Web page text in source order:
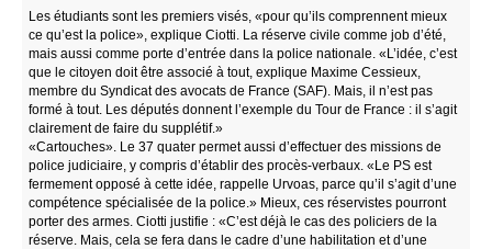
Les étudiants sont les premiers visés, «pour qu’ils comprennent mieux
ce qu’est la police», explique Ciotti. La réserve civile comme job d’été,
mais aussi comme porte d’entrée dans la police nationale. «L’idée, c’est
que le citoyen doit être associé à tout, explique Maxime Cessieux,
membre du Syndicat des avocats de France (SAF). Mais, il n’est pas
formé à tout. Les députés donnent l’exemple du Tour de France : il s’agit
clairement de faire du supplétif.»
«Cartouches». Le 37 quater permet aussi d’effectuer des missions de
police judiciaire, y compris d’établir des procès-verbaux. «Le PS est
fermement opposé à cette idée, rappelle Urvoas, parce qu’il s’agit d’une
compétence spécialisée de la police.» Mieux, ces réservistes pourront
porter des armes. Ciotti justifie : «C’est déjà le cas des policiers de la
réserve. Mais, cela se fera dans le cadre d’une habilitation et d’une